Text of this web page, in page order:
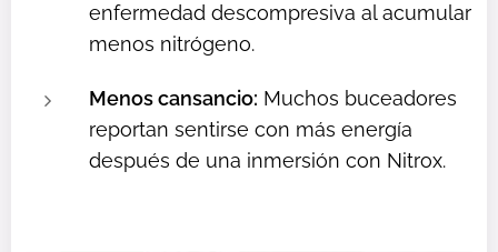
enfermedad descompresiva al acumular
menos nitrógeno.
Menos cansancio: Muchos buceadores
reportan sentirse con más energía
después de una inmersión con Nitrox.